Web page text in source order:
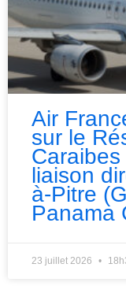
Air
sur le
liaison
à-Pitre
Panama
23 juillet 2026